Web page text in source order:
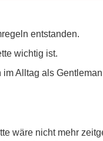
entstanden.
wichtig ist.
Alltag als
wäre nicht mehr